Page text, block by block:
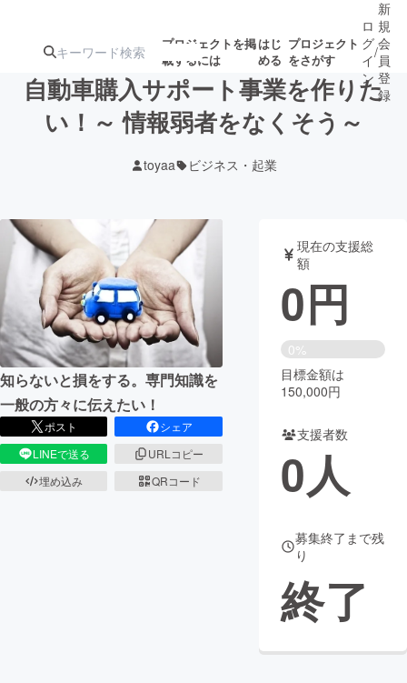
プロジェクトを掲
載するには
はじ
める
プロジェクト
をさがす
ジェクト
募集終了が近いプ
ロジェクト
アート・写真 音楽
テクノロジー・ガジェット ゲーム・サ
映像・映画 書籍・雑誌
ビジネス・起業 チャレンジ
まちづくり・地域活性化
CAMPFIRE Creation
ロ
グ
イ
ン
/
新
規
会
員
登
録
自動車購入サポート事業を作りた
い！～ 情報弱者をなくそう～
toyaa ビジネス・起業
知らないと損をする。専門知識を
一般の方々に伝えたい！
ポスト
シェア
LINEで送る
URLコピー
埋め込み
QRコード
現在の支援総
額
0円
0%
目標金額は
150,000円
支援者数
0人
募集終了まで残
り
終了